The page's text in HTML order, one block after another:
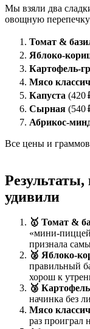
Мы взяли два
овощную
Томат &
Мясо
Капуста (420
Сырная (540
Все цены и
удивили
🥇 Томат &
признала
🥈
правильный
хорош к
🥉
начинка без
Мясо
раз проиграл